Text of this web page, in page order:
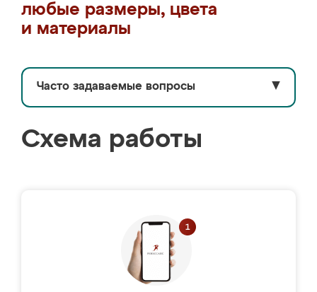
любые размеры, цвета
и материалы
Часто задаваемые вопросы ▼
Схема работы